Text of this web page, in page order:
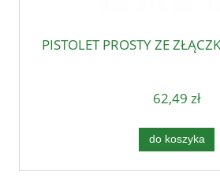
PISTOLET PROSTY ZE
62,49 zł
do koszyka